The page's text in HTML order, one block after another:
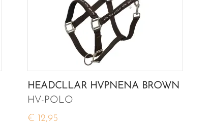
HEADCLLAR HVPNENA BROWN
HV-POLO
€ 12,95